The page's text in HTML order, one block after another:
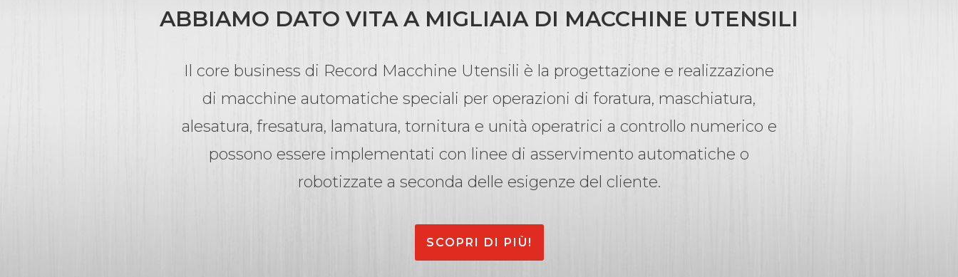
ABBIAMO DATO VITA A MIGLIAIA DI MACCHINE UTENSILI
Il core business di Record Macchine Utensili è la progettazione e realizzazione
di macchine automatiche speciali per operazioni di foratura, maschiatura,
alesatura, fresatura, lamatura, tornitura e unità operatrici a controllo numerico e
possono essere implementati con linee di asservimento automatiche o
robotizzate a seconda delle esigenze del cliente.
SCOPRI DI PIÙ!